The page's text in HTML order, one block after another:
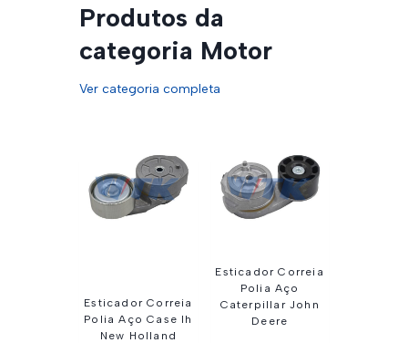
Produtos da
categoria Motor
Ver categoria completa
Esticador Correia
Polia Aço Case Ih
New Holland
Esticador Correia
Polia Aço
Caterpillar John
Deere